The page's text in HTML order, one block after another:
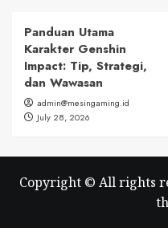
Panduan Utama
Karakter Genshin
Impact: Tip, Strategi,
dan Wawasan
admin@mesingaming.id
July 28, 2026
Copyright © All rights